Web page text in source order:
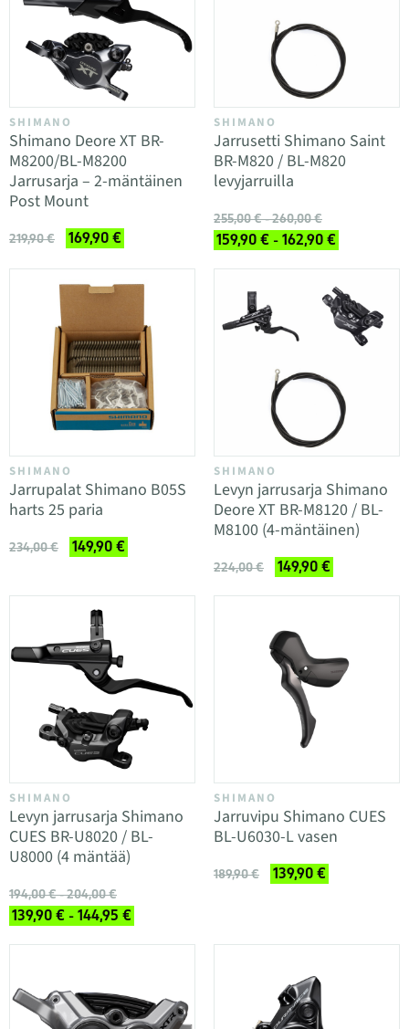
SHIMANO
Shimano Deore XT BR-
M8200/BL-M8200
Jarrusarja – 2-mäntäinen
Post Mount
219,90 € 169,90 €
SHIMANO
Jarrusetti Shimano Saint
BR-M820 / BL-M820
levyjarruilla
255,00 € - 260,00 €
159,90 € - 162,90 €
SHIMANO
Jarrupalat Shimano B05S
harts 25 paria
234,00 € 149,90 €
SHIMANO
Levyn jarrusarja Shimano
Deore XT BR-M8120 / BL-
M8100 (4-mäntäinen)
224,00 € 149,90 €
SHIMANO
Levyn jarrusarja Shimano
CUES BR-U8020 / BL-
U8000 (4 mäntää)
194,00 € - 204,00 €
139,90 € - 144,95 €
SHIMANO
Jarruvipu Shimano CUES
BL-U6030-L vasen
189,90 € 139,90 €